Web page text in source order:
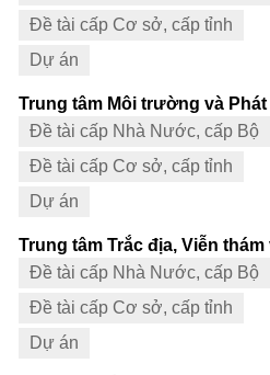
Đề tài cấp Cơ sở, cấp tỉnh
Dự án
Trung tâm Môi trường và
Đề tài cấp Nhà Nước, cấp Bộ
Đề tài cấp Cơ sở, cấp tỉnh
Dự án
Trung tâm Trắc địa, Viễn thám
Đề tài cấp Nhà Nước, cấp Bộ
Đề tài cấp Cơ sở, cấp tỉnh
Dự án